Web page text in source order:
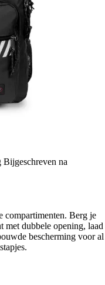
Bijgeschreven na
compartimenten. Berg je
met dubbele opening, laad
bescherming voor al